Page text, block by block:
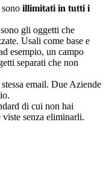
illimitati in tutti i
sono gli oggetti che
Usali come base e
esempio, un campo
separati che non
email. Due Aziende
di cui non hai
senza eliminarli.